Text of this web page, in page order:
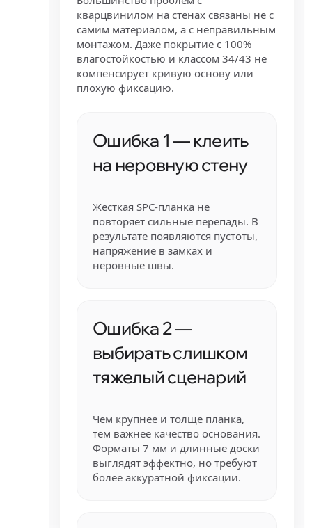
кварцвинилом на стенах связаны не с
самим материалом, а с неправильным
монтажом. Даже покрытие с 100%
влагостойкостью и классом 34/43 не
компенсирует кривую основу или
плохую фиксацию.
Ошибка 1 — клеить
на неровную стену
Жесткая SPC-планка не
повторяет сильные перепады. В
результате появляются пустоты,
напряжение в замках и
неровные швы.
Ошибка 2 —
выбирать слишком
тяжелый сценарий
Чем крупнее и толще планка,
тем важнее качество основания.
Форматы 7 мм и длинные доски
выглядят эффектно, но требуют
более аккуратной фиксации.